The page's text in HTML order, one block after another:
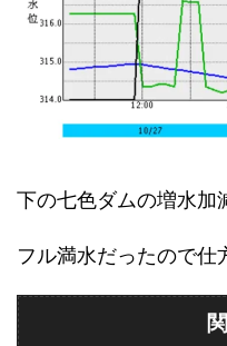
下の七色ダムの増水加
フル満水だったので仕